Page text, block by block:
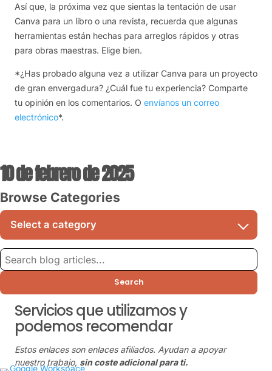
Así que, la próxima vez que sientas la tentación de usar
Canva para un libro o una revista, recuerda que algunas
herramientas están hechas para arreglos rápidos y otras
para obras maestras. Elige bien.
*¿Has probado alguna vez a utilizar Canva para un proyecto
de gran envergadura? ¿Cuál fue tu experiencia? Comparte
tu opinión en los comentarios. O envíanos un correo
electrónico*.
10 de febrero de 2025
Browse Categories
Search
Servicios que utilizamos y
podemos recomendar
Estos enlaces son enlaces afiliados. Ayudan a apoyar
nuestro trabajo, sin coste adicional para ti.